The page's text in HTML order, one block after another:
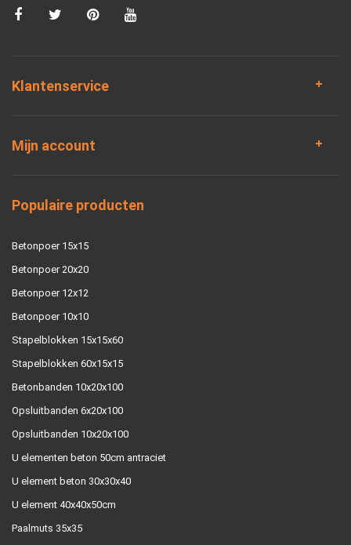
Klantenservice
Mijn account
Populaire producten
Betonpoer 15x15
Betonpoer 20x20
Betonpoer 12x12
Betonpoer 10x10
Stapelblokken 15x15x60
Stapelblokken 60x15x15
Betonbanden 10x20x100
Opsluitbanden 6x20x100
Opsluitbanden 10x20x100
U elementen beton 50cm antraciet
U element beton 30x30x40
U element 40x40x50cm
Paalmuts 35x35